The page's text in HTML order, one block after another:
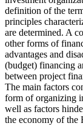
definition of the
principles
are determined. A
other forms of
advantages and
(budget) financing
between project
The main factors
form of organizing
well as factors
the economy of the